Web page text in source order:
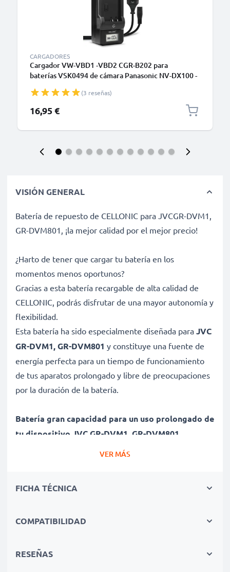
CARGADORES
Cargador VW-VBD1 -VBD2 CGR-B202 para
baterías VSK0494 de cámara Panasonic NV-DX100 -
H835 -H775L-H675 de CELLONIC
(3 reseñas)
16,95 €
VISIÓN GENERAL
Batería de repuesto de CELLONIC para JVCGR-DVM1,
GR-DVM801, ¡la mejor calidad por el mejor precio!
¿Harto de tener que cargar tu batería en los
momentos menos oportunos?
Gracias a esta batería recargable de alta calidad de
CELLONIC, podrás disfrutar de una mayor autonomía y
flexibilidad.
Esta batería ha sido especialmente diseñada para JVC
GR-DVM1, GR-DVM801 y constituye una fuente de
energía perfecta para un tiempo de funcionamiento
de tus aparatos prolongado y libre de preocupaciones
por la duración de la batería.
Batería gran capacidad para un uso prolongado de
tu dispositivo JVC GR-DVM1, GR-DVM801
✔ Batería recargable con gran capacidad 2000mAh y
después de un uso prolongado - Tecnología de litio
✔ Seguridad certificada - Protección contra el
para una larga vida útil
VER MÁS
FICHA TÉCNICA
COMPATIBILIDAD
RESEÑAS